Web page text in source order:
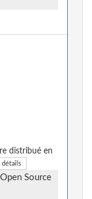
distribué en
détails
Source